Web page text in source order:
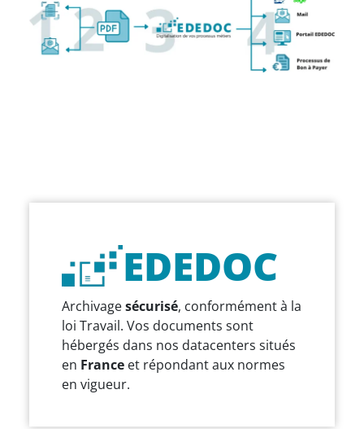
EDEDOC
Archivagesécurisé, conformément à la
loi Travail. Vos documents sont
hébergés dans nos datacenters situés
en France et répondant aux normes
en vigueur.